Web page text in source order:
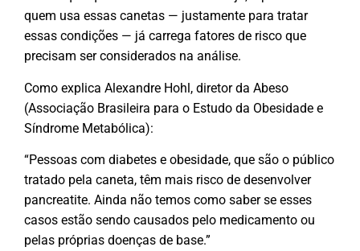
quem usa essas canetas — justamente para tratar
essas condições — já carrega fatores de risco que
precisam ser considerados na análise.
Como explica Alexandre Hohl, diretor da Abeso
(Associação Brasileira para o Estudo da Obesidade e
Síndrome Metabólica):
“Pessoas com diabetes e obesidade, que são o público
tratado pela caneta, têm mais risco de desenvolver
pancreatite. Ainda não temos como saber se esses
casos estão sendo causados pelo medicamento ou
pelas próprias doenças de base.”